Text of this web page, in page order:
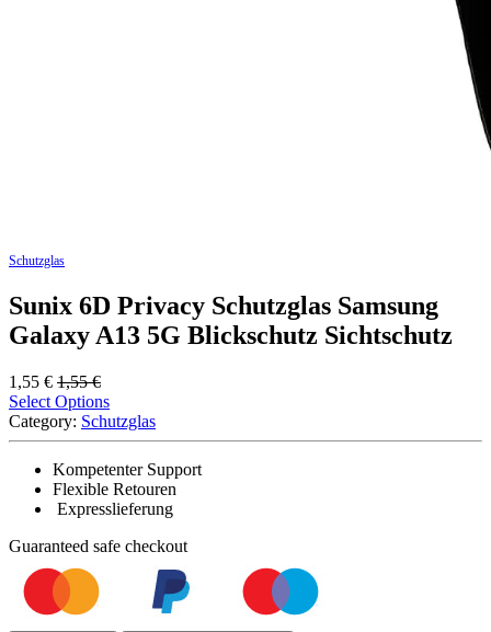
Schutzglas
Sunix 6D Privacy Schutzglas Samsung
Galaxy A13 5G Blickschutz Sichtschutz
1,55 € 1,55€
Select Options
Category: Schutzglas
Kompetenter Support
Flexible Retouren
Expresslieferung
Guaranteed safe checkout